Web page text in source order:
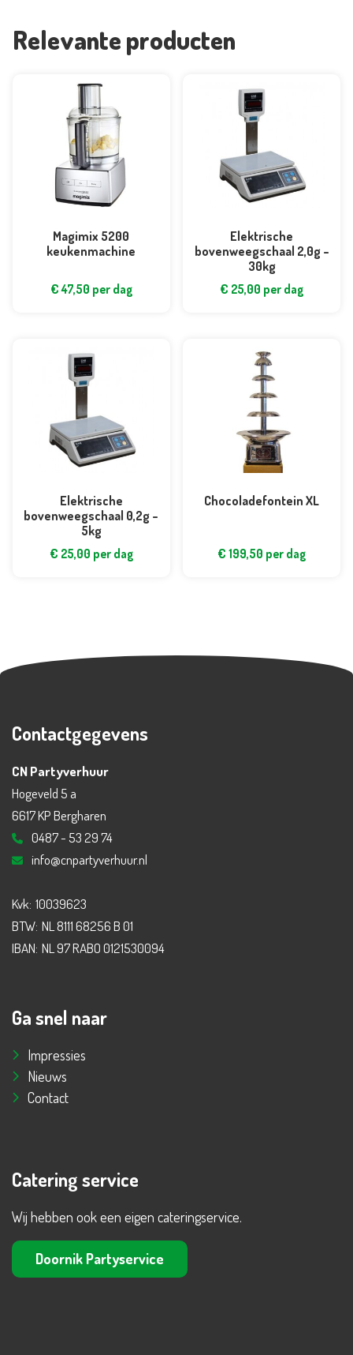
Relevante producten
Magimix 5200
keukenmachine
€47,50 per dag
Elektrische
bovenweegschaal 2,0g –
30kg
€ 25,00 per dag
Elektrische
bovenweegschaal 0,2g –
5kg
€ 25,00 per dag
Chocoladefontein XL
€ 199,50 per dag
Contactgegevens
CN Partyverhuur
Hogeveld 5 a
6617 KP Bergharen
0487 - 53 29 74
info@cnpartyverhuur.nl
Kvk: 10039623
BTW: NL 8111 68256 B 01
IBAN: NL 97 RABO 0121530094
Ga snel naar
Impressies
Nieuws
Contact
Catering service
Wij hebben ook een eigen cateringservice.
Doornik Partyservice